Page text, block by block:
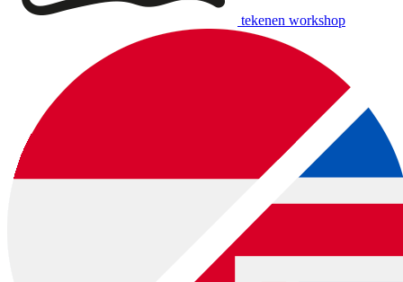
tekenen workshop